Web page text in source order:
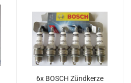
6x BOSCH Zündkerze